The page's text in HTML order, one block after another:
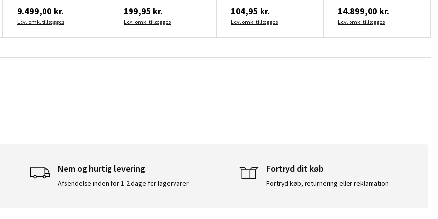
9.499,00 kr.
Lev. omk. tillægges
199,95 kr.
Lev. omk. tillægges
104,95 kr.
Lev. omk. tillægges
14.899,00 kr.
Lev. omk. tillægges
Nem og hurtig levering
Afsendelse inden for 1-2 dage for lagervarer
Fortryd dit køb
Fortryd køb, returnering eller reklamation